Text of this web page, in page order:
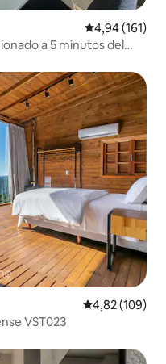
Calificación
4,94 (161)
a 5 minutos del
Calificación
4,82 (109)
VST023